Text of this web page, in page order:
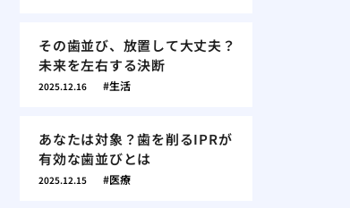
その歯並び、放置して大丈夫？
未来を左右する決断
2025.12.16 生活
あなたは対象？歯を削るIPRが
有効な歯並びとは
2025.12.15 医療